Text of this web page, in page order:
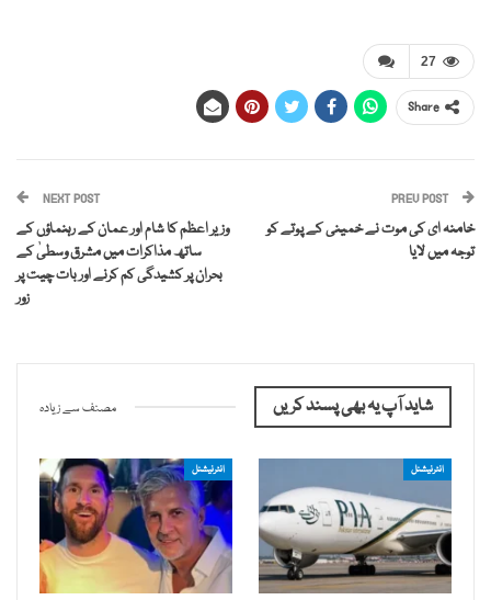
27
Share
PREV POST
خامنہ ای کی موت نے خمینی کے پوتے کو
توجہ میں لایا
NEXT POST
وزیر اعظم کا شام اور عمان کے رہنماؤں کے
ساتھ مذاکرات میں مشرق وسطیٰ کے
بحران پر کشیدگی کم کرنے اور بات چیت پر
زور
شاید آپ یہ بھی پسند کریں مصنف سے زیادہ
انٹرنیشنل انٹرنیشنل